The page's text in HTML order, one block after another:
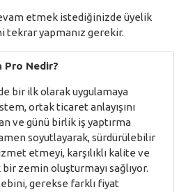
etmek istediğinizde üyelik
tekrar yapmanız gerekir.
Pro Nedir?
bir ilk olarak uygulamaya
ortak ticaret anlayışını
ve günü birlik iş yaptırma
soyutlayarak, sürdürülebilir
etmeyi, karşılıklı kalite ve
zemin oluşturmayı sağlıyor.
gerekse farklı fiyat